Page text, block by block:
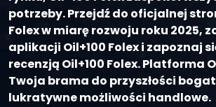
potrzeby. Przejdź do oficjalnej
Folex w miarę rozwoju roku 2025,
aplikacji Oil+100 Folex i zapoznaj
recenzją Oil+100 Folex. Platforma
Twoja brama do przyszłości
lukratywne możliwości handlowe.